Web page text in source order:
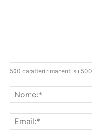
500 caratteri rimanenti su 500